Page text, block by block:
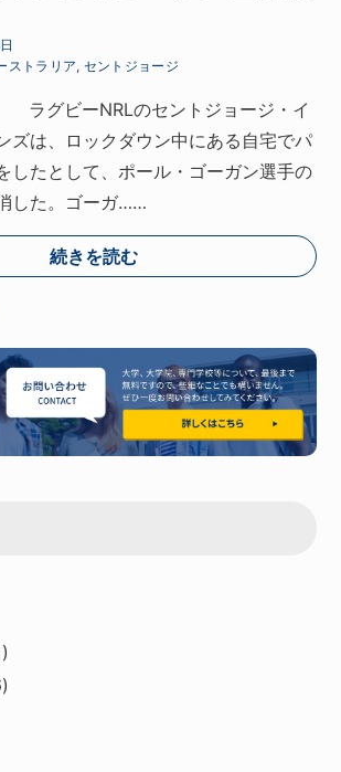
ストラリア, セントジョージ
グビーNRLのセントジョージ・イ
ズは、ロックダウン中にある自宅でパ
したとして、ポール・ゴーガン選手の
した。ゴーガ……
続きを読む